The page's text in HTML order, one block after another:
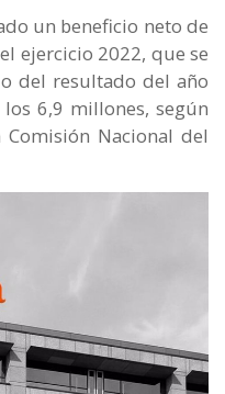
un beneficio neto de
ejercicio 2022, que se
del resultado del año
6,9 millones, según
Nacional del